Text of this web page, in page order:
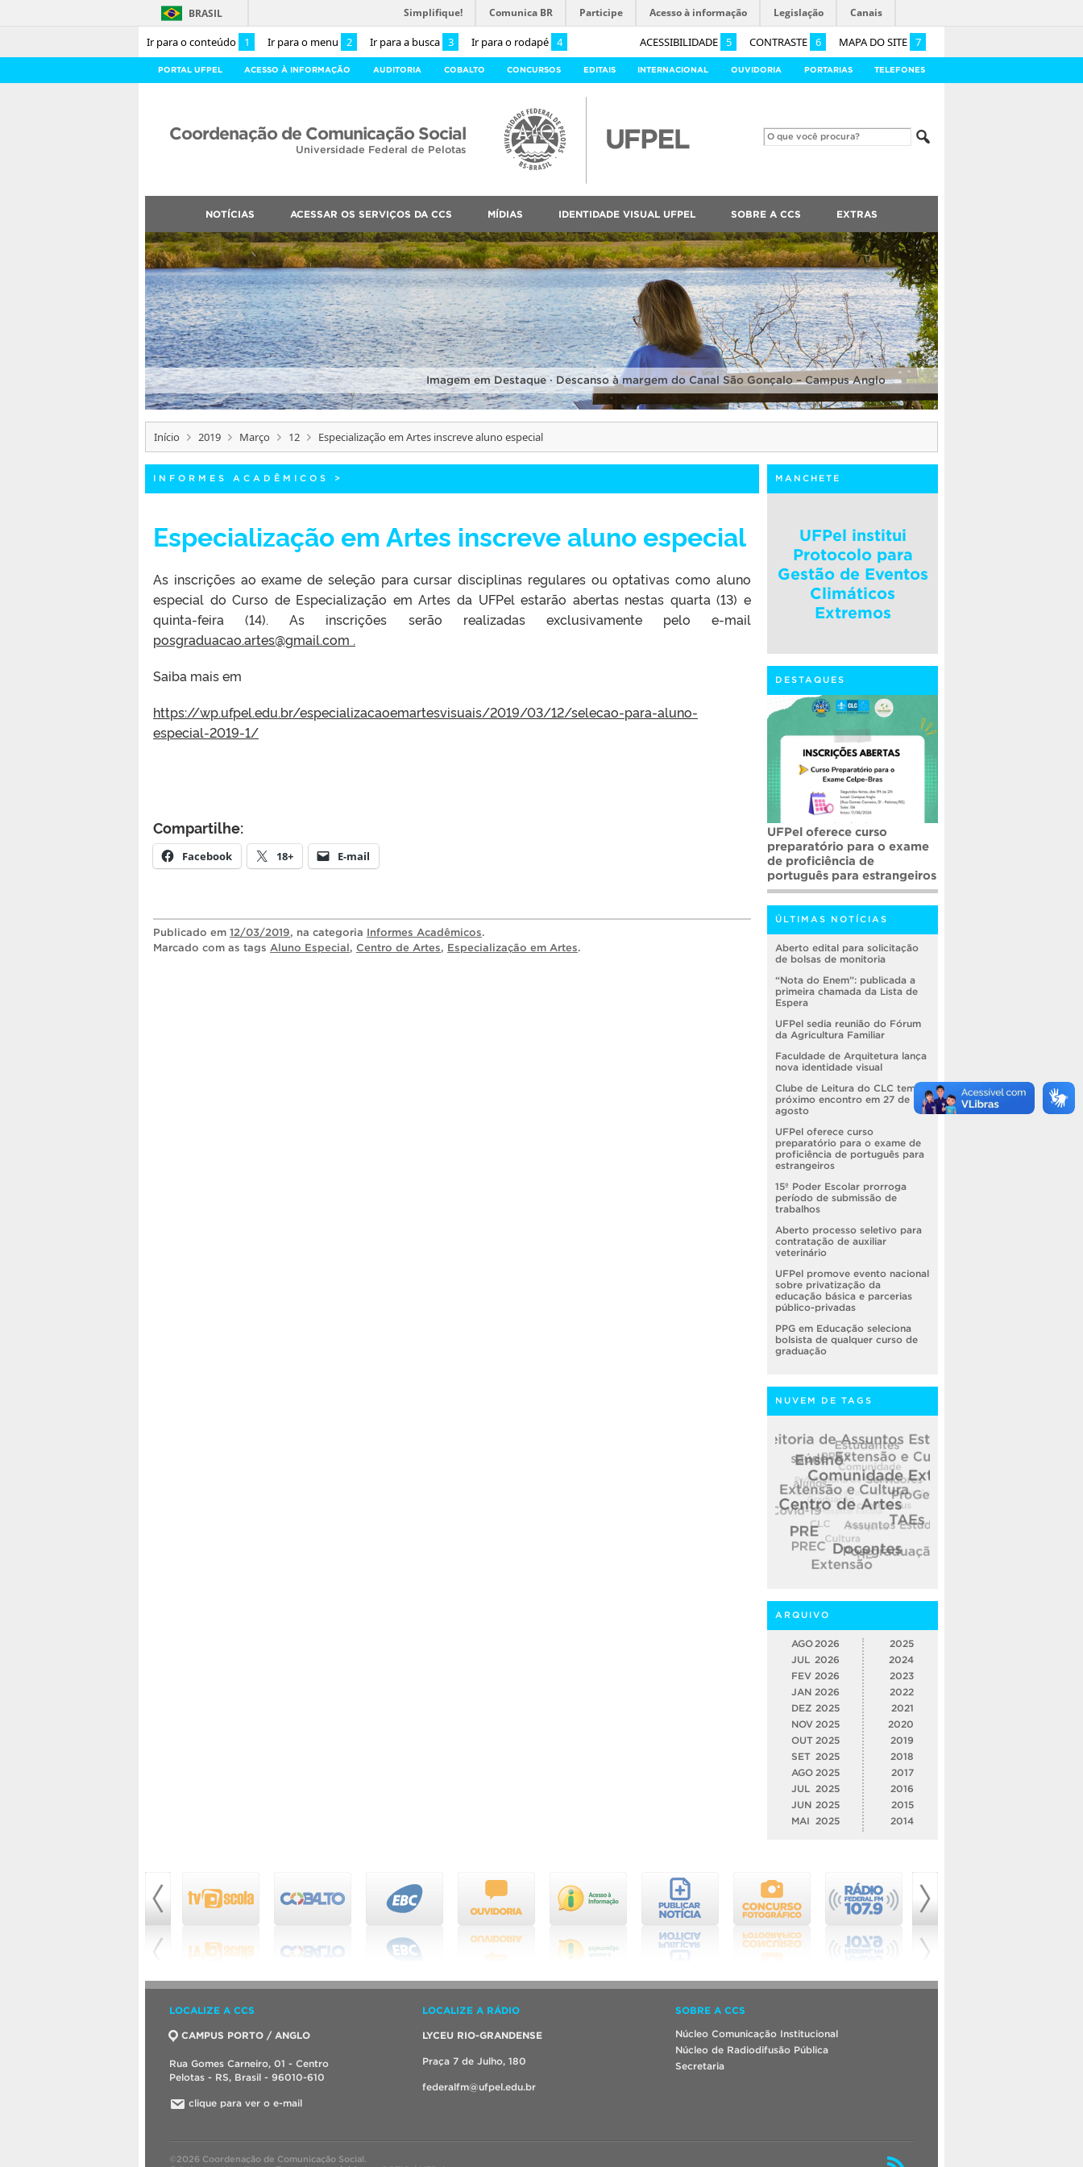
Ir para o conteúdo 1 Ir para o menu 2 Ir para a busca 3 Ir para o rodapé 4 ACESSIBILIDADE 5 CONTRASTE 6 MAPA DO SITE 7
BRASIL Simplifique! Comunica BR Participe Acesso à informação Legislação Canais
PORTAL UFPEL ACESSO À INFORMAÇÃO AUDITORIA COBALTO CONCURSOS EDITAIS INTERNACIONAL OUVIDORIA PORTARIAS TELEFONES
Coordenação de Comunicação Social
Universidade Federal de Pelotas
NOTÍCIAS ACESSAR OS SERVIÇOS DA CCS MÍDIAS IDENTIDADE VISUAL UFPEL SOBRE A CCS EXTRAS
Imagem em Destaque · Descanso à margem do Canal São Gonçalo – Campus Anglo
Início 2019 Março 12 Especialização em Artes inscreve aluno especial
INFORMES ACADÊMICOS >
Especialização em Artes inscreve aluno especial
As inscrições ao exame de seleção para cursar disciplinas regulares ou optativas como aluno
especial do Curso de Especialização em Artes da UFPel estarão abertas nestas quarta (13) e
quinta-feira (14). As inscrições serão realizadas exclusivamente pelo e-mail
posgraduacao.artes@gmail.com .
Saiba mais em
https://wp.ufpel.edu.br/especializacaoemartesvisuais/2019/03/12/selecao-para-aluno-
especial-2019-1/
Compartilhe:
Facebook 18+ E-mail
Publicado em 12/03/2019, na categoria Informes Acadêmicos.
Marcado com as tags Aluno Especial, Centro de Artes, Especialização em Artes.
MANCHETE
UFPel institui
Protocolo para
Gestão de Eventos
Climáticos
Extremos
DESTAQUES
UFPel oferece curso
preparatório para o exame
de proficiência de
português para estrangeiros
32ª Fenadoce: UFPel
promove inédita oficina de
gastronomia com tradução
para Libras
ÚLTIMAS NOTÍCIAS
Aberto edital para solicitação
de bolsas de monitoria
“Nota do Enem”: publicada a
primeira chamada da Lista de
Espera
UFPel sedia reunião do Fórum
da Agricultura Familiar
Faculdade de Arquitetura lança
nova identidade visual
Clube de Leitura do CLC tem
próximo encontro em 27 de
agosto
UFPel oferece curso
preparatório para o exame de
proficiência de português para
estrangeiros
15º Poder Escolar prorroga
período de submissão de
trabalhos
Aberto processo seletivo para
contratação de auxiliar
veterinário
UFPel promove evento nacional
sobre privatização da
educação básica e parcerias
público-privadas
PPG em Educação seleciona
bolsista de qualquer curso de
graduação
NUVEM DE TAGS
ARQUIVO
AGO 2026
JUL 2026
FEV 2026
JAN 2026
DEZ 2025
NOV 2025
OUT 2025
SET 2025
AGO 2025
JUL
2025
JUN 2025
MAI
2025
2025
2024
2023
2022
2021
2020
2019
2018
2017
2016
2015
2014
LOCALIZE A CCS
CAMPUS PORTO / ANGLO
Rua Gomes Carneiro, 01 - Centro
Pelotas - RS, Brasil - 96010-610
clique para ver o e-mail
LOCALIZE A RÁDIO
LYCEU RIO-GRANDENSE
Praça 7 de Julho, 180
federalfm@ufpel.edu.br
SOBRE A CCS
Núcleo Comunicação Institucional
Núcleo de Radiodifusão Pública
Secretaria
©2026 Coordenação de Comunicação Social.